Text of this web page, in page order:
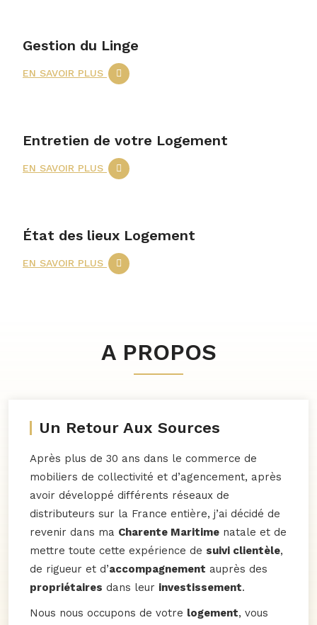
Gestion du Linge
EN SAVOIR PLUS
Entretien de votre Logement
EN SAVOIR PLUS
État des lieux Logement
EN SAVOIR PLUS
A PROPOS
Un Retour Aux Sources
Après plus de 30 ans dans le commerce de
mobiliers de collectivité et d’agencement, après
avoir développé différents réseaux de
distributeurs sur la France entière, j’ai décidé de
revenir dans ma Charente Maritime natale et de
mettre toute cette expérience de suivi clientèle,
de rigueur et d’accompagnement auprès des
propriétaires dans leur investissement.
Nous nous occupons de votre logement, vous